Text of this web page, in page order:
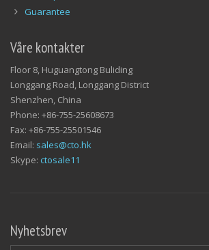
Guarantee
Våre kontakter
Floor 8, Huguangtong Buliding
Longgang Road, Longgang District
Shenzhen, China
Phone: +86-755-25608673
Fax: +86-755-25501546
Email: sales@cto.hk
Skype: ctosale11
Nyhetsbrev